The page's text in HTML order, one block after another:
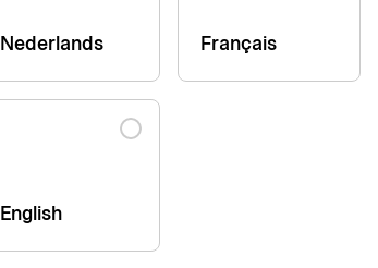
Nederlands Français
English
la sécurité et
mais
add
personnalisée
sont intégrés à